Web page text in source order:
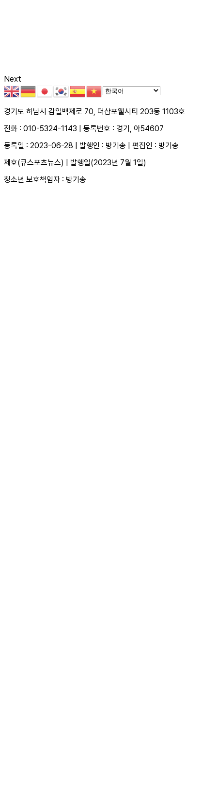
Next
경기도 하남시 감일백제로 70, 더샵포웰시티 203동 1103호
전화 : 010-5324-1143 | 등록번호 : 경기, 아54607
등록일 : 2023-06-28 | 발행인 : 방기송 | 편집인 : 방기송
제호(큐스포츠뉴스) | 발행일(2023년 7월 1일)
청소년 보호책임자 : 방기송